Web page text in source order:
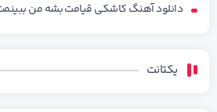
دانلود آهنگ کاشکی قیامت بشه من
یکتانت